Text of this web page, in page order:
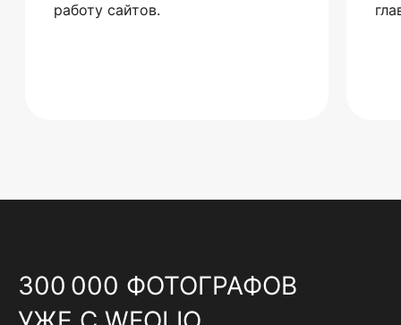
работу сайтов.
300 000 ФОТОГРАФОВ